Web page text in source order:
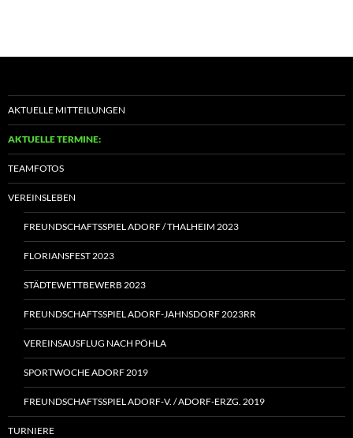
AKTUELLE MITTEILUNGEN
AKTUELLE TERMINE:
TEAMFOTOS
VEREINSLEBEN
FREUNDSCHAFTSSPIEL ADORF / THALHEIM 2023
FLORIANSFEST 2023
STÄDTEWETTBEWERB 2023
FREUNDSCHAFTSSPIEL ADORF-JAHNSDORF 2023RR
VEREINSAUSFLUG NACH PÖHLA
SPORTWOCHE ADORF 2019
FREUNDSCHAFTSSPIEL ADORF‑V. / ADORF-ERZG. 2019
TURNIERE